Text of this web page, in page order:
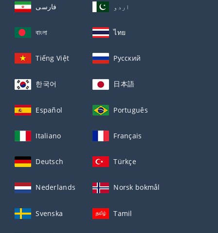
فارسی اردو
বাংলা ไทย
Tiếng Việt Русский
한국어 日本語
Español Português
Italiano Français
Deutsch Türkçe
Nederlands Norsk bokmål
Svenska Tamil